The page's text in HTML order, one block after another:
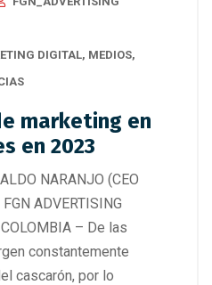
DIGITAL, MEDIOS,
marketing en
en 2023
NARANJO (CEO
ADVERTISING
– De las
constantemente
cascarón, por lo